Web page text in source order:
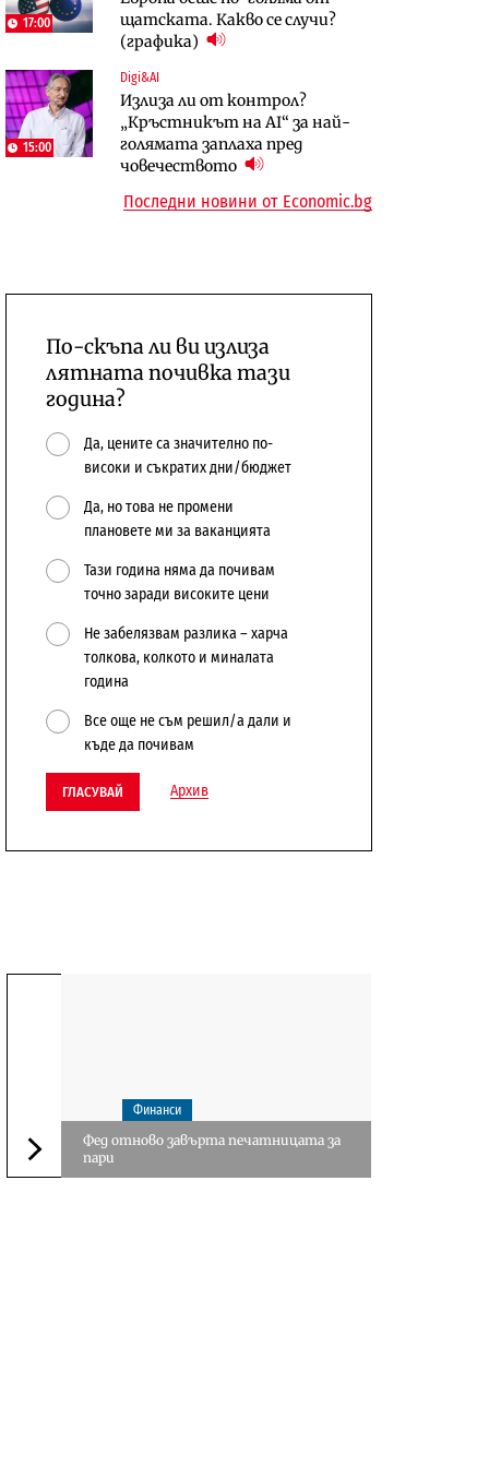
17:00
щатската. Какво се случи?
(графика)
15:00
Digi&AI
Излиза ли от контрол?
„Кръстникът на AI“ за най-
голямата заплаха пред
човечеството
АЕЦ „Козлодуй“ ще работи
само още няколко седмици, ако
сушата продължи
център в Доброславци
Лекарствата за редки болести
попадат в капан на
обществените поръчки?
Последни новини от Economic.bg
По-скъпа ли ви излиза
лятната почивка тази
година?
Да, цените са значително по-
високи и съкратих дни/бюджет
Да, но това не промени
плановете ми за ваканцията
Тази година няма да почивам
точно заради високите цени
Не забелязвам разлика – харча
толкова, колкото и миналата
година
Все още не съм решил/а дали и
къде да почивам
ГЛАСУВАЙ Архив
Следваща новина
Финанси
Фед отново завърта печатницата за
пари